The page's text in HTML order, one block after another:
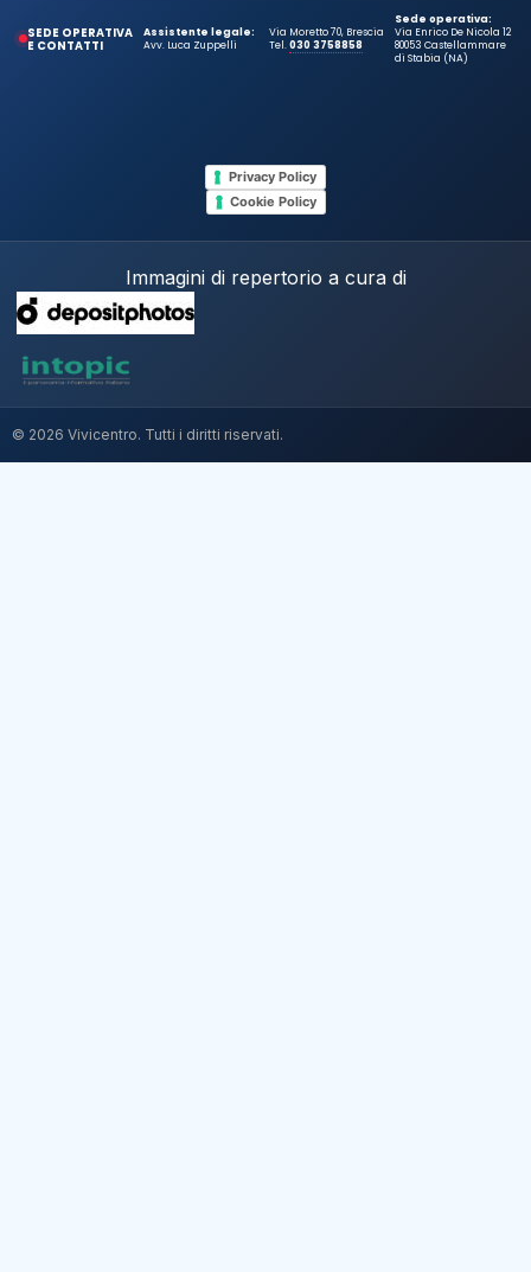
SEDE OPERATIVA
E CONTATTI
Assistente legale:
Avv. Luca Zuppelli
Via Moretto 70, Brescia
Tel.030 3758858
Sede operativa:
Via Enrico De Nicola 12
80053 Castellammare
di Stabia (NA)
Privacy Policy
Cookie Policy
Immagini di repertorio a cura di
© 2026 Vivicentro. Tutti i diritti riservati.